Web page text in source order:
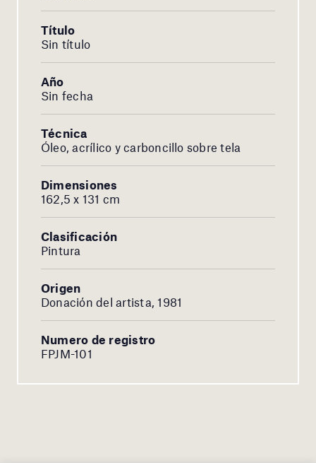
Título
Sin título
Año
Sin fecha
Técnica
Óleo, acrílico y carboncillo sobre tela
Dimensiones
162,5 x 131 cm
Clasificación
Pintura
Origen
Donación del artista, 1981
Numero de registro
FPJM-101